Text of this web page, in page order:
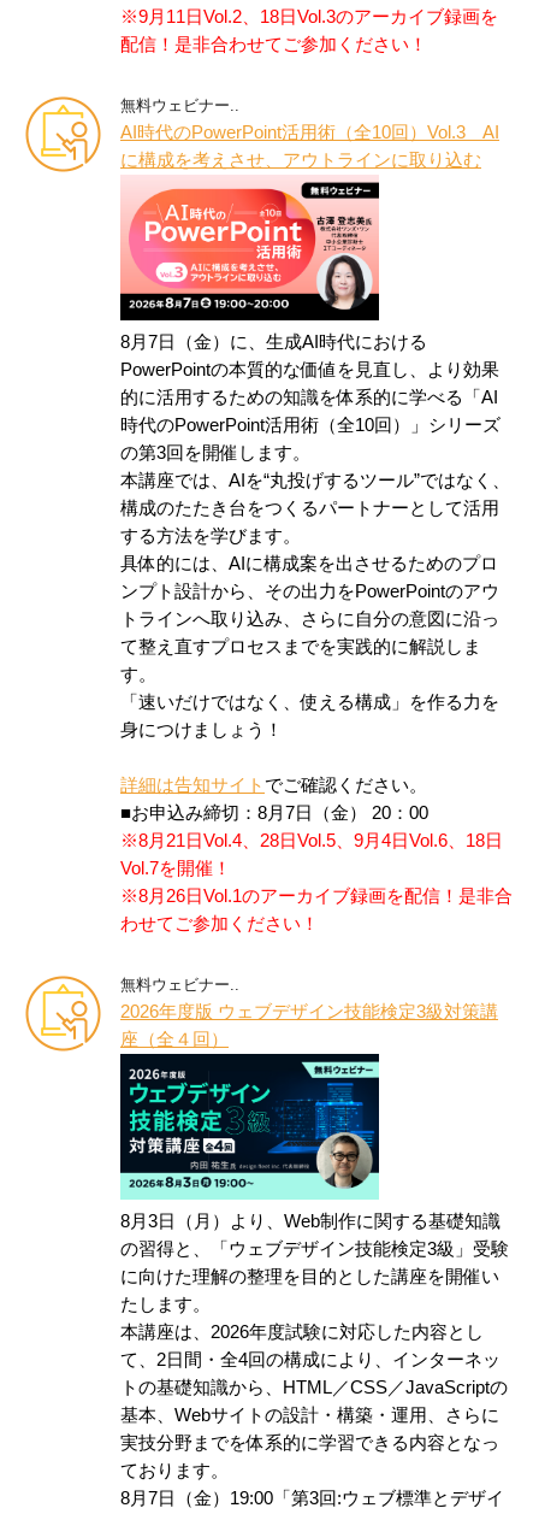
※9月11日Vol.2、18日Vol.3のアーカイブ録画を
配信！是非合わせてご参加ください！
無料ウェビナー..
AI時代のPowerPoint活用術（全10回）Vol.3 AI
に構成を考えさせ、アウトラインに取り込む
8月7日（金）に、生成AI時代における
PowerPointの本質的な価値を見直し、より効果
的に活用するための知識を体系的に学べる「AI
時代のPowerPoint活用術（全10回）」シリーズ
の第3回を開催します。
本講座では、AIを“丸投げするツール”ではなく、
構成のたたき台をつくるパートナーとして活用
する方法を学びます。
具体的には、AIに構成案を出させるためのプロ
ンプト設計から、その出力をPowerPointのアウ
トラインへ取り込み、さらに自分の意図に沿っ
て整え直すプロセスまでを実践的に解説しま
す。
「速いだけではなく、使える構成」を作る力を
身につけましょう！
詳細は告知サイト でご確認ください。
■お申込み締切：8月7日（金） 20：00
※8月21日Vol.4、28日Vol.5、9月4日Vol.6、18日
Vol.7を開催！
※8月26日Vol.1のアーカイブ録画を配信！是非合
わせてご参加ください！
無料ウェビナー..
2026年度版 ウェブデザイン技能検定3級対策講
座（全４回）
8月3日（月）より、Web制作に関する基礎知識
の習得と、「ウェブデザイン技能検定3級」受験
に向けた理解の整理を目的とした講座を開催い
たします。
本講座は、2026年度試験に対応した内容とし
て、2日間・全4回の構成により、インターネッ
トの基礎知識から、HTML／CSS／JavaScriptの
基本、Webサイトの設計・構築・運用、さらに
実技分野までを体系的に学習できる内容となっ
ております。
8月7日（金）19:00「第3回:ウェブ標準とデザイ